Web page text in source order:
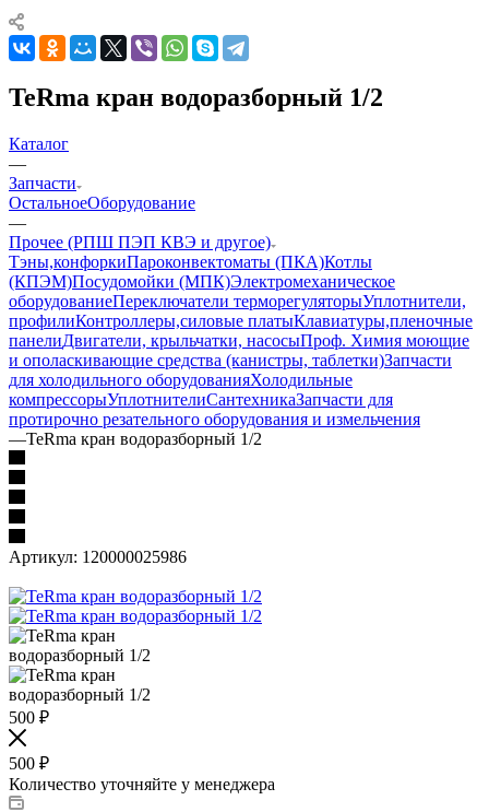
TeRma кран водоразборный 1/2
Каталог
—
Запчасти
ОстальноеОборудование
—
Прочее (РПШ ПЭП КВЭ и другое)
Тэны,конфоркиПароконвектоматы (ПКА)Котлы
(КПЭМ)Посудомойки (МПК)Электромеханическое
оборудованиеПереключатели терморегуляторыУплотнители,
профилиКонтроллеры,силовые платыКлавиатуры,пленочные
панелиДвигатели, крыльчатки, насосыПроф. Химия моющие
и ополаскивающие средства (канистры, таблетки)Запчасти
для холодильного оборудованияХолодильные
компрессорыУплотнителиСантехникаЗапчасти для
протирочно резательного оборудования и измельчения
—TeRma кран водоразборный 1/2
Артикул: 120000025986
500 ₽
500 ₽
Количество уточняйте у менеджера